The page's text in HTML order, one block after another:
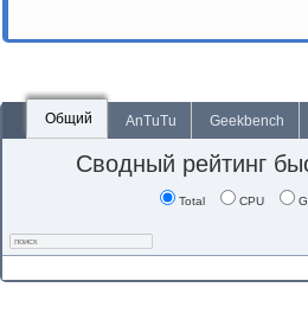
Общий AnTuTu Geekbench
Сводный рейтинг
Total CPU